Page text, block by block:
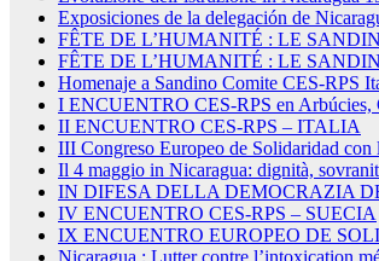
Exposiciones de la delegación de
FÊTE DE L’HUMANITÉ : LE
FÊTE DE L’HUMANITÉ : LE
Homenaje a Sandino Comite CES-RPS
I ENCUENTRO CES-RPS en Arbúcies,
II ENCUENTRO CES-RPS – ITALIA
III Congreso Europeo de Solidaridad
Il 4 maggio in Nicaragua: dignità,
IN DIFESA DELLA DEMOCRAZIA
IV ENCUENTRO CES-RPS – SUECIA
IX ENCUENTRO EUROPEO DE
Nicaragua : Lutter contre l’intoxication